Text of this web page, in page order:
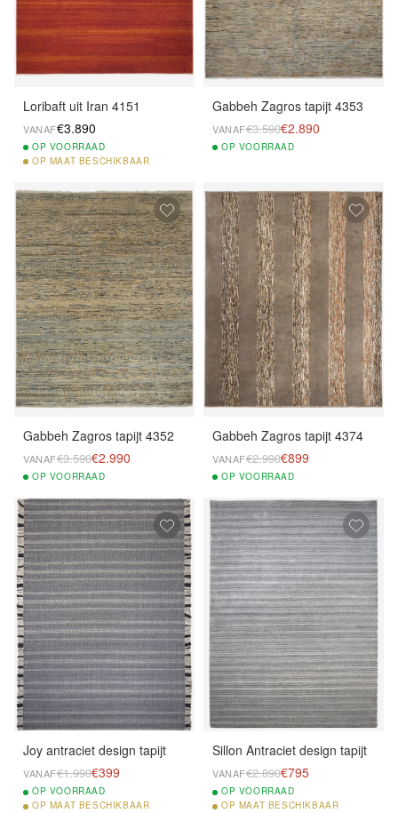
Loribaft uit Iran 4151
VANAF€3.890
OP VOORRAAD
OP MAAT BESCHIKBAAR
Gabbeh Zagros tapijt 4353
VANAF€3.590€2.890
OP VOORRAAD
Gabbeh Zagros tapijt 4352
VANAF€3.590€2.990
OP VOORRAAD
Gabbeh Zagros tapijt 4374
VANAF€2.990€899
OP VOORRAAD
Joy antraciet design tapijt
VANAF€1.990€399
OP VOORRAAD
OP MAAT BESCHIKBAAR
Sillon Antraciet design tapijt
VANAF€2.890€795
OP VOORRAAD
OP MAAT BESCHIKBAAR